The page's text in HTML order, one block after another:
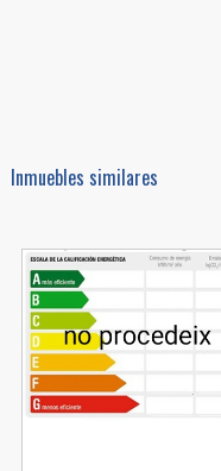
Inmuebles similares